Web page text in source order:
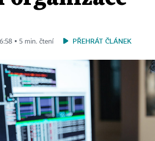
▪ 5 min. čtení PŘEHRÁT ČLÁNEK